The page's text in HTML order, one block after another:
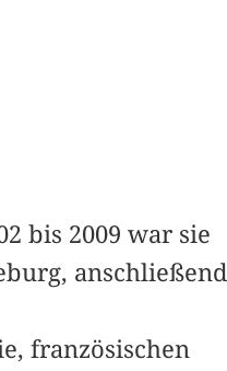
bis 2009 war sie
anschließend
französischen